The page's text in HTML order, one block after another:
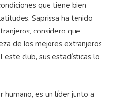
que tiene bien
Saprissa ha tenido
considero que
de los mejores extranjeros
este club, sus estadísticas lo
humano, es un líder junto a